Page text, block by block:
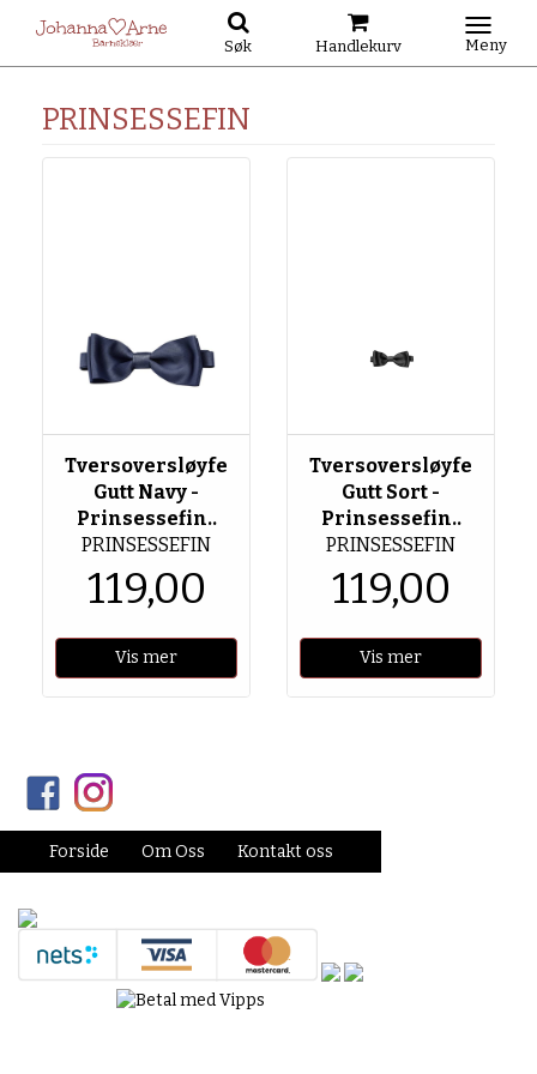
Søk Handlekurv Meny
PRINSESSEFIN
Tversoversløyfe
Gutt Navy -
Prinsessefin..
PRINSESSEFIN
119,00
Vis mer
Tversoversløyfe
Gutt Sort -
Prinsessefin..
PRINSESSEFIN
119,00
Vis mer
Forside Om Oss Kontakt oss